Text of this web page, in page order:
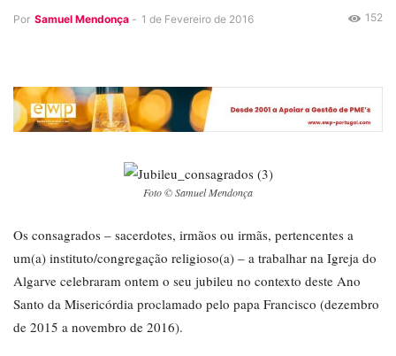
Por Samuel Mendonça - 1 de Fevereiro de 2016 152
Foto © Samuel Mendonça
Os consagrados – sacerdotes, irmãos ou irmãs, pertencentes a
um(a) instituto/congregação religioso(a) – a trabalhar na Igreja do
Algarve celebraram ontem o seu jubileu no contexto deste Ano
Santo da Misericórdia proclamado pelo papa Francisco (dezembro
de 2015 a novembro de 2016).